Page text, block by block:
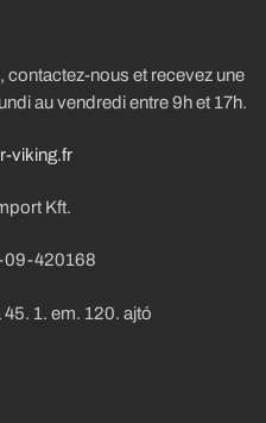
contactez-nous et recevez une
au vendredi entre 9h et 17h.
viking.fr
Kft.
09-420168
1. em. 120. ajtó